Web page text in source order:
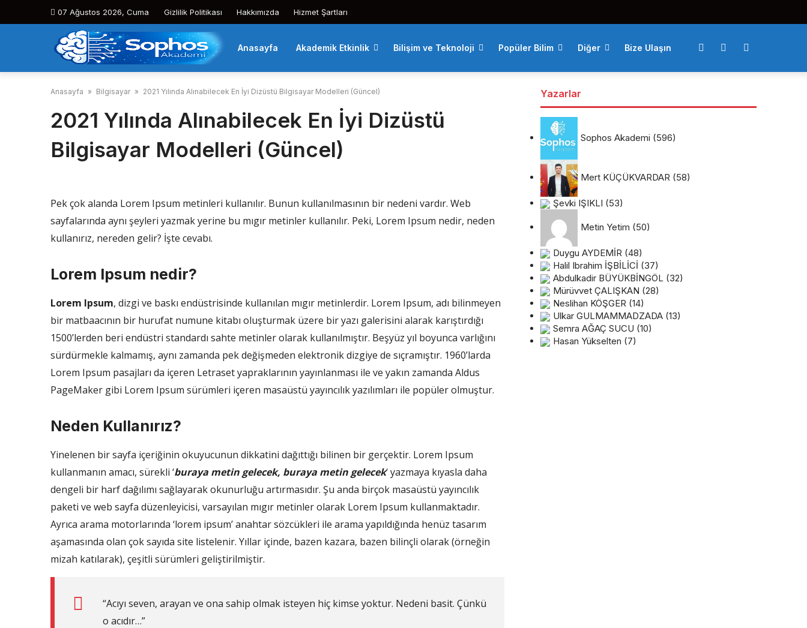
07 Ağustos 2026, Cuma Gizlilik Politikası Hakkımızda Hizmet Şartları
Anasayfa Akademik Etkinlik Bilişim ve Teknoloji Popüler Bilim Diğer Bize Ulaşın
Anasayfa » Bilgisayar » 2021 Yılında Alınabilecek En İyi Dizüstü Bilgisayar Modelleri (Güncel)
2021 Yılında Alınabilecek En İyi Dizüstü
Bilgisayar Modelleri (Güncel)
Pek çok alanda Lorem Ipsum metinleri kullanılır. Bunun kullanılmasının bir nedeni vardır. Web
sayfalarında aynı şeyleri yazmak yerine bu mıgır metinler kullanılır. Peki, Lorem Ipsum nedir, neden
kullanırız, nereden gelir? İşte cevabı.
Lorem Ipsum nedir?
Lorem Ipsum, dizgi ve baskı endüstrisinde kullanılan mıgır metinlerdir. Lorem Ipsum, adı bilinmeyen
bir matbaacının bir hurufat numune kitabı oluşturmak üzere bir yazı galerisini alarak karıştırdığı
1500’lerden beri endüstri standardı sahte metinler olarak kullanılmıştır. Beşyüz yıl boyunca varlığını
sürdürmekle kalmamış, aynı zamanda pek değişmeden elektronik dizgiye de sıçramıştır. 1960’larda
Lorem Ipsum pasajları da içeren Letraset yapraklarının yayınlanması ile ve yakın zamanda Aldus
PageMaker gibi Lorem Ipsum sürümleri içeren masaüstü yayıncılık yazılımları ile popüler olmuştur.
Neden Kullanırız?
Yinelenen bir sayfa içeriğinin okuyucunun dikkatini dağıttığı bilinen bir gerçektir. Lorem Ipsum
kullanmanın amacı, sürekli ‘buraya metin gelecek, buraya metin gelecek‘ yazmaya kıyasla daha
dengeli bir harf dağılımı sağlayarak okunurluğu artırmasıdır. Şu anda birçok masaüstü yayıncılık
paketi ve web sayfa düzenleyicisi, varsayılan mıgır metinler olarak Lorem Ipsum kullanmaktadır.
Ayrıca arama motorlarında ‘lorem ipsum’ anahtar sözcükleri ile arama yapıldığında henüz tasarım
aşamasında olan çok sayıda site listelenir. Yıllar içinde, bazen kazara, bazen bilinçli olarak (örneğin
mizah katılarak), çeşitli sürümleri geliştirilmiştir.
“Acıyı seven, arayan ve ona sahip olmak isteyen hiç kimse yoktur. Nedeni basit. Çünkü
o acıdır…”
Yazarlar
Sophos Akademi (596)
Mert KÜÇÜKVARDAR (58)
Şevki IŞIKLI (53)
Metin Yetim (50)
Duygu AYDEMİR (48)
Halil Ibrahim İŞBİLİCİ (37)
Abdulkadir BÜYÜKBİNGÖL (32)
Mürüvvet ÇALIŞKAN (28)
Neslihan KÖŞGER (14)
Ulkar GULMAMMADZADA (13)
Semra AĞAÇ SUCU (10)
Hasan Yükselten (7)